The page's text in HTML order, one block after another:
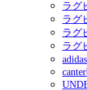
ラグ
ラグ
ラグ
ラグ
adidas